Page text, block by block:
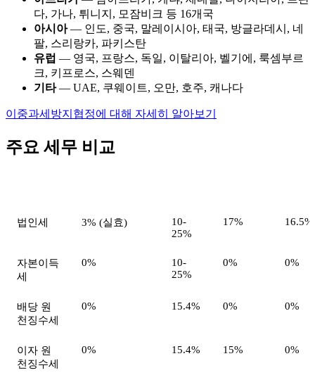
다, 가나, 튀니지, 모잠비크 등 16개국
아시아— 인도, 중국, 말레이시아, 태국, 방글라데시, 네
팔, 스리랑카, 파키스탄
유럽 — 영국, 프랑스, 독일, 이탈리아, 벨기에, 룩셈부르
크, 키프로스, 스웨덴
기타— UAE, 쿠웨이트, 오만, 호주, 캐나다
이중과세방지협정에 대해 자세히 알아보기
주요 세무 비교
법인세 3% (실효)
10-
25%
17% 16.5%
자본이득
세
0%
10-
25%
0% 0%
배당 원
천징수세
0% 15.4% 0% 0%
이자 원
천징수세
0% 15.4% 15% 0%